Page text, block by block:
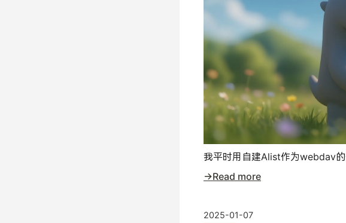
我平时用自建Alist作为webdav
→Read more
2025-01-07